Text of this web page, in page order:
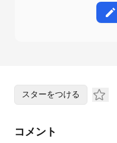
スターをつける
コメント